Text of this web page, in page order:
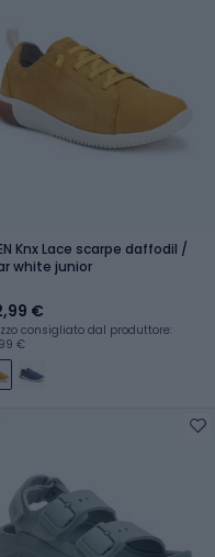
Knx Lace scarpe daffodil /
white junior
€
consigliato dal produttore:
€